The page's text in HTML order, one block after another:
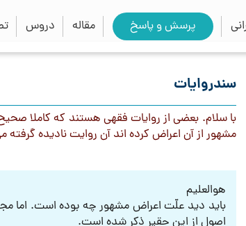
پرسش و پاسخ مقاله دروس search
close
سندروایات
با سلام. بعضی از روایات فقهی هستند که کاملا
مشهور از آن اعراض کرده اند آن روایت نادیده
هوالعلیم
باید دید علّت اعراض مشهور چه بوده است. اما
اصول از این حقیر ذکر شده است.